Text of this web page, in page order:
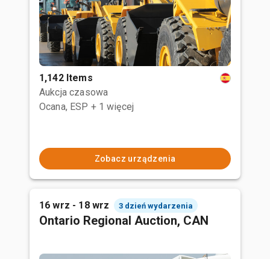
1,142 Items
Aukcja czasowa
Ocana, ESP + 1 więcej
Zobacz urządzenia
16 wrz - 18 wrz 3 dzień wydarzenia
Ontario Regional Auction, CAN